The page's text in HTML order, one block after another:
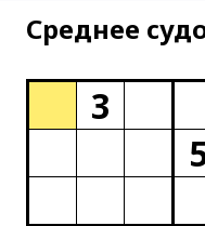
Среднее
3